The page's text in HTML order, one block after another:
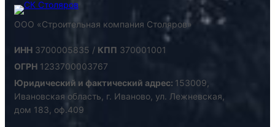
ООО «Строительная компания Столяров»
ИНН 3700005835 / КПП 370001001
ОГРН 1233700003767
Юридический и фактический адрес: 153009,
Ивановская область, г. Иваново, ул. Лежневская,
дом 183, оф.409